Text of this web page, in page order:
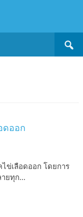
ดออก
ข่เลือดออก โดยการ
ยทุก...